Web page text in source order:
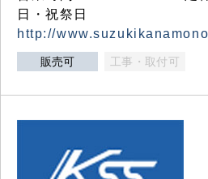
日・祝祭日
http://
販売可 工事・取付可